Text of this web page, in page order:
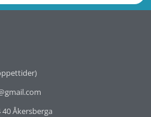
Åkersberga